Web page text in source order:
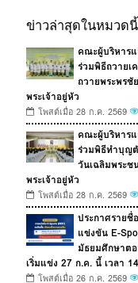
ข่าวล่าสุดในหมวดนี้
คณะผู้บริหารแ
ร่วมพิธีถวายเ
ถวายพระพรชั
พระเจ้าอยู่หัว
โพสต์เมื่อ 28 ก.ค. 2569
คณะผู้บริหารแ
ร่วมพิธีทำบุญตั
วันเฉลิมพระช
พระเจ้าอยู่หัว
โพสต์เมื่อ 28 ก.ค. 2569
ประกาศราย
แข่งขัน E-
มัธยมศึกษาตอ
เริ่มแข่ง 27 ก.ค. นี้ เวลา
โพสต์เมื่อ 26 ก.ค. 2569